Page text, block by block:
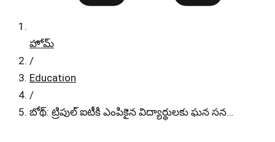
హోమ్
/
Education
/
బోథ్: ట్రిపుల్ ఐటీకి ఎంపికైన విద్యార్థులకు ఘన సన…